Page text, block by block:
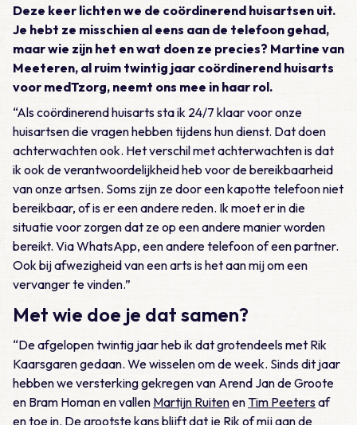
Deze keer lichten we de coördinerend huisartsen uit.
Je hebt ze misschien al eens aan de telefoon gehad,
maar wie zijn het en wat doen ze precies? Martine van
Meeteren, al ruim twintig jaar coördinerend huisarts
voor medTzorg, neemt ons mee in haar rol.
“Als coördinerend huisarts sta ik 24/7 klaar voor onze
huisartsen die vragen hebben tijdens hun dienst. Dat doen
achterwachten ook. Het verschil met achterwachten is dat
ik ook de verantwoordelijkheid heb voor de bereikbaarheid
van onze artsen. Soms zijn ze door een kapotte telefoon niet
bereikbaar, of is er een andere reden. Ik moet er in die
situatie voor zorgen dat ze op een andere manier worden
bereikt. Via WhatsApp, een andere telefoon of een partner.
Ook bij afwezigheid van een arts is het aan mij om een
vervanger te vinden.”
Met wie doe je dat samen?
“De afgelopen twintig jaar heb ik dat grotendeels met Rik
Kaarsgaren gedaan. We wisselen om de week. Sinds dit jaar
hebben we versterking gekregen van Arend Jan de Groote
en Bram Homan en vallen Martijn RuitenenTim Peetersaf
en toe in. De grootste kans blijft dat je Rik of mij aan de